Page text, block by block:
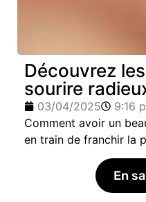
Découvrez
sourire
03/04/2025
9:16
Comment avoir un
en train de franchir la
En